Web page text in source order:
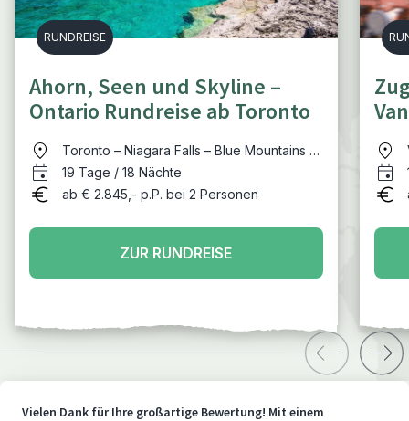
RUNDREISE
Ahorn, Seen und Skyline –
Ontario Rundreise ab Toronto
Toronto – Niagara Falls – Blue Mountains –
Bruce Peninsula – Manitoulin Island –
Killarney – Algonquin Provincial Park –
19 Tage / 18 Nächte
ab € 2.845,- p.P. bei 2 Personen
ZUR RUNDREISE
Vielen Dank für Ihre großartige Bewertung! Mit einem